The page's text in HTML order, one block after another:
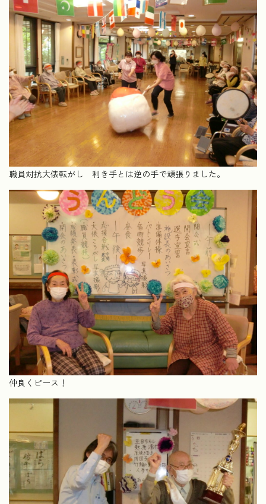
職員対抗大俵転がし 利き手とは逆の手で頑張りました。
仲良くピース！